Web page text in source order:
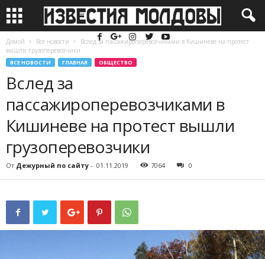
Домой Все новости
Вслед за пассажироперевозчиками в Кишиневе на протест
вышли грузоперевозчики
ВСЕ НОВОСТИ ГЛАВНАЯ ОБЩЕСТВО
Вслед за
пассажироперевозчиками в
Кишиневе на протест вышли
грузоперевозчики
От Дежурный по сайту - 01.11.2019 7064 0